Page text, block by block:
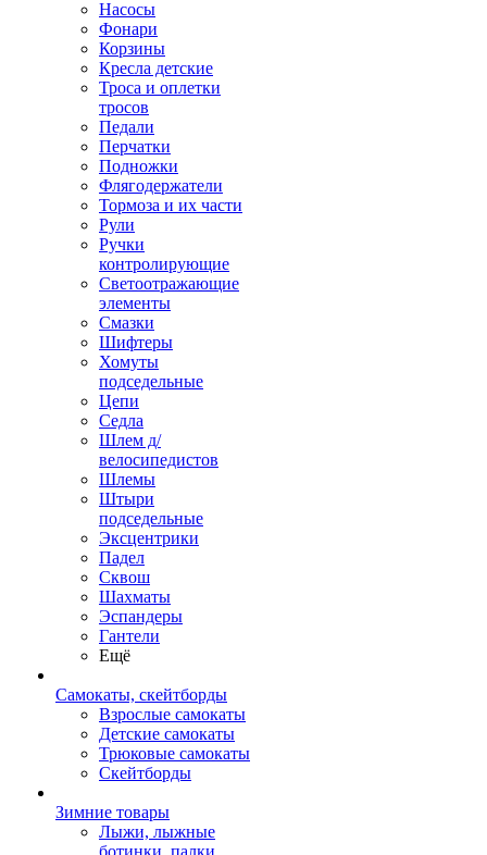
Насосы
Фонари
Корзины
Кресла детские
Троса и оплетки
тросов
Педали
Перчатки
Подножки
Флягодержатели
Тормоза и их части
Рули
Ручки
контролирующие
Светоотражающие
элементы
Смазки
Шифтеры
Хомуты
подседельные
Цепи
Седла
Шлем д/
велосипедистов
Шлемы
Штыри
подседельные
Эксцентрики
Падел
Сквош
Шахматы
Эспандеры
Гантели
Ещё
Самокаты, скейтборды
Взрослые самокаты
Детские самокаты
Трюковые самокаты
Скейтборды
Зимние товары
Лыжи, лыжные
ботинки, палки